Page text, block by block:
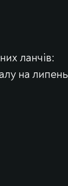
ланчів:
на липень